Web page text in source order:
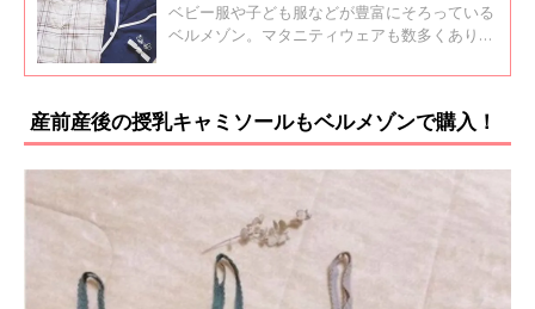
ベビー服や子ども服などが豊富にそろっている
ベルメゾン。マタニティウェアも数多くありま
地もよいと評判のようです。インスタグラムの
紹介します。
産前産後の授乳キャミソールもベルメゾンで購入！